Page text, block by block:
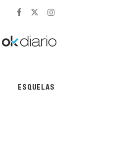
ESQUELAS